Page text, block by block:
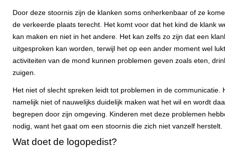
Door deze stoornis zijn de klanken soms onherkenbaar of ze
de verkeerde plaats terecht. Het komt voor dat het kind de klank
kan maken en niet in het andere. Het kan zelfs zo zijn dat een
uitgesproken kan worden, terwijl het op een ander moment wel
activiteiten van de mond kunnen problemen geven zoals eten,
zuigen.
Het niet of slecht spreken leidt tot problemen in de communicatie.
namelijk niet of nauwelijks duidelijk maken wat het wil en wordt
begrepen door zijn omgeving. Kinderen met deze problemen
nodig, want het gaat om een stoornis die zich niet vanzelf herstelt.
Wat doet de logopedist?